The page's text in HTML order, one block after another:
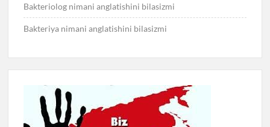
Bakteriolog nimani anglatishini bilasizmi
Bakteriya nimani anglatishini bilasizmi